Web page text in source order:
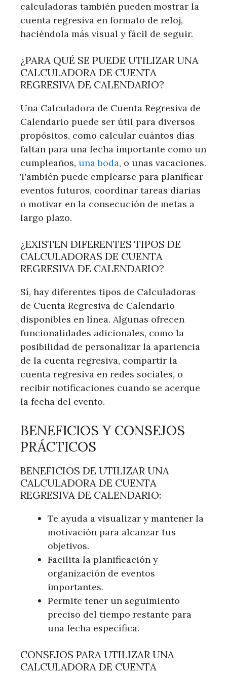
calculadoras también pueden mostrar la
cuenta regresiva en formato de reloj,
haciéndola más visual y fácil de seguir.
¿PARA QUÉ SE PUEDE UTILIZAR UNA
CALCULADORA DE CUENTA
REGRESIVA DE CALENDARIO?
Una Calculadora de Cuenta Regresiva de
Calendario puede ser útil para diversos
propósitos, como calcular cuántos días
faltan para una fecha importante como un
cumpleaños, una boda, o unas vacaciones.
También puede emplearse para planificar
eventos futuros, coordinar tareas diarias
o motivar en la consecución de metas a
largo plazo.
¿EXISTEN DIFERENTES TIPOS DE
CALCULADORAS DE CUENTA
REGRESIVA DE CALENDARIO?
Sí, hay diferentes tipos de Calculadoras
de Cuenta Regresiva de Calendario
disponibles en línea. Algunas ofrecen
funcionalidades adicionales, como la
posibilidad de personalizar la apariencia
de la cuenta regresiva, compartir la
cuenta regresiva en redes sociales, o
recibir notificaciones cuando se acerque
la fecha del evento.
BENEFICIOS Y CONSEJOS
PRÁCTICOS
BENEFICIOS DE UTILIZAR UNA
CALCULADORA DE CUENTA
REGRESIVA DE CALENDARIO:
Te ayuda a visualizar y mantener la
motivación para alcanzar tus
objetivos.
Facilita la planificación y
organización de eventos
importantes.
Permite tener un seguimiento
preciso del tiempo restante para
una fecha específica.
CONSEJOS PARA UTILIZAR UNA
CALCULADORA DE CUENTA